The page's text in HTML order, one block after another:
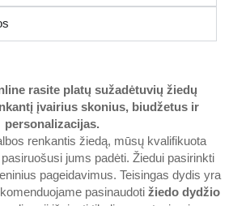
rasite platų sužadėtuvių žiedų
įvairius skonius, biudžetus ir
personalizacijas.
renkantis žiedą, mūsų kvalifikuota
jums padėti. Žiedui pasirinkti
pageidavimus. Teisingas dydis yra
pasinaudoti žiedo dydžio